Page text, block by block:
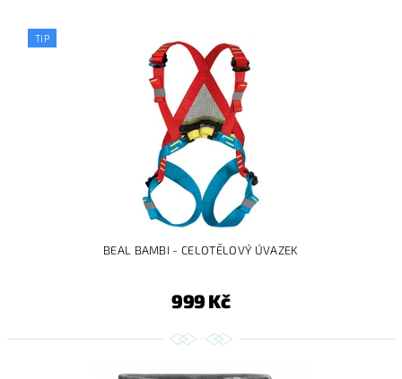
TIP
BEAL BAMBI - CELOTĚLOVÝ ÚVAZEK
999 Kč